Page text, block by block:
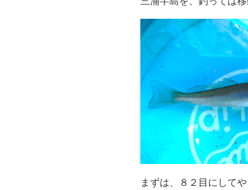
まずは、８２目にして